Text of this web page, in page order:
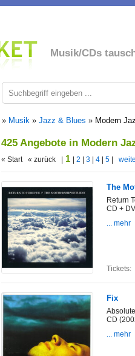
Musik/CDs
» Musik » Jazz & Blues » Modern
425 Angebote in Modern
« Start « zurück | 1 2 3 4 5
The
Return
CD +
... mehr
Tickets:
Fix
CD
... mehr